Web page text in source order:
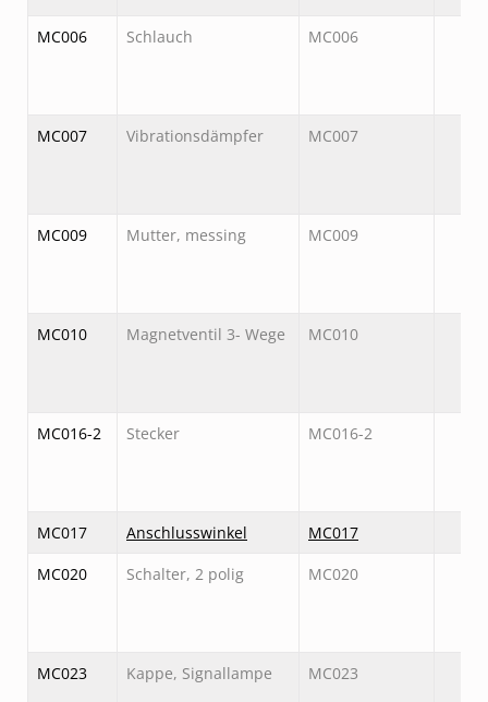
MC006 Schlauch MC006
MC007 Vibrationsdämpfer MC007
MC009 Mutter, messing MC009
MC010 Magnetventil 3- Wege MC010
MC016-2 Stecker MC016-2
MC017 Anschlusswinkel
MC017
MC020
Schalter, 2 polig MC020
MC023 Kappe, Signallampe MC023